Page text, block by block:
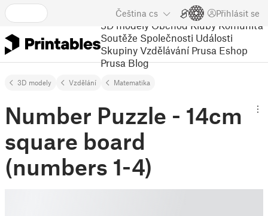
Čeština cs Přihlásit se
3D modely Obchod Kluby Komunita
Soutěže Společnosti Události
Skupiny Vzdělávání Prusa Eshop
Prusa Blog
3D modely Vzdělání Matematika
Number Puzzle - 14cm
square board
(numbers 1-4)